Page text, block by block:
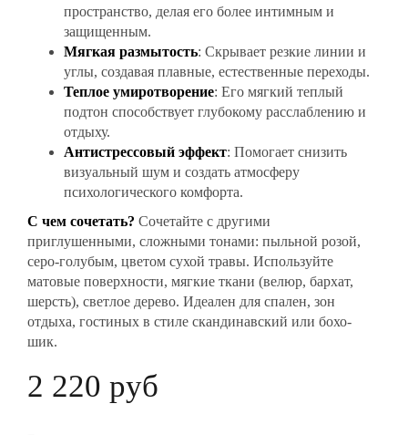
пространство, делая его более интимным и
защищенным.
Мягкая размытость: Скрывает резкие линии и
углы, создавая плавные, естественные переходы.
Теплое умиротворение: Его мягкий теплый
подтон способствует глубокому расслаблению и
отдыху.
Антистрессовый эффект: Помогает снизить
визуальный шум и создать атмосферу
психологического комфорта.
С чем сочетать? Сочетайте с другими
приглушенными, сложными тонами: пыльной розой,
серо-голубым, цветом сухой травы. Используйте
матовые поверхности, мягкие ткани (велюр, бархат,
шерсть), светлое дерево. Идеален для спален, зон
отдыха, гостиных в стиле скандинавский или бохо-
шик.
2 220 руб